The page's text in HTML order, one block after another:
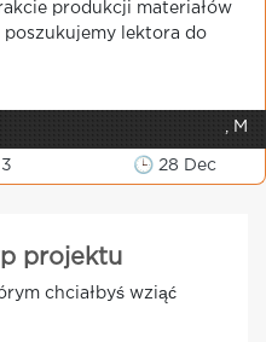
produkcji materiałów
poszukujemy lektora do
, M
🕒 28 Dec
projektu
chciałbyś wziąć